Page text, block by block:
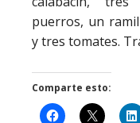
puerros, un
y tres tomates.
Comparte esto: